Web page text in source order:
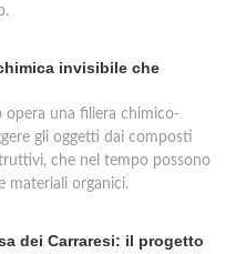
invisibile che
opera una filiera chimico-
gli oggetti dai composti
che nel tempo possono
materiali organici.
dei Carraresi: il progetto